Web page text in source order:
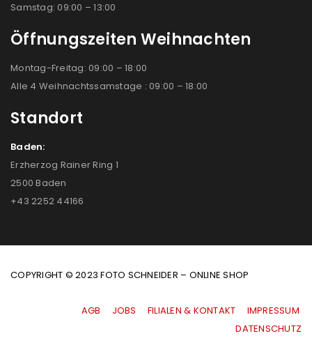
Samstag: 09:00 – 13:00
Öffnungszeiten Weihnachten
Montag-Freitag: 09:00 – 18:00
Alle 4 Weihnachtssamstage : 09:00 – 18:00
Standort
Baden:
Erzherzog Rainer Ring 1
2500 Baden
+43 2252 44166
COPYRIGHT © 2023 FOTO SCHNEIDER – ONLINE SHOP
AGB JOBS FILIALEN & KONTAKT
IMPRESSUM
|DATENSCHUTZ